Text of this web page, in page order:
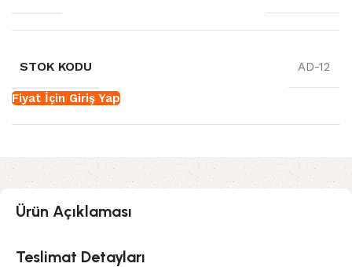
STOK KODU AD-12
Fiyat İçin Giriş Yap
Ürün Açıklaması
Teslimat Detayları